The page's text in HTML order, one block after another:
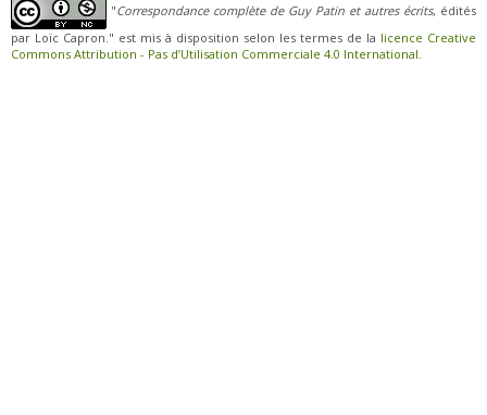
"Correspondance complète de Guy Patin et autres écrits, édités
par Loïc Capron." est mis à disposition selon les termes de la licence Creative
Commons Attribution - Pas d’Utilisation Commerciale 4.0 International.